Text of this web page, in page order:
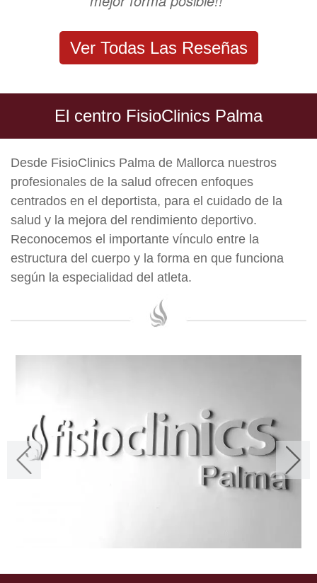
Ver Todas Las Reseñas
El centro FisioClinics Palma
Desde FisioClinics Palma de Mallorca nuestros
profesionales de la salud ofrecen enfoques
centrados en el deportista, para el cuidado de la
salud y la mejora del rendimiento deportivo.
Reconocemos el importante vínculo entre la
estructura del cuerpo y la forma en que funciona
según la especialidad del atleta.